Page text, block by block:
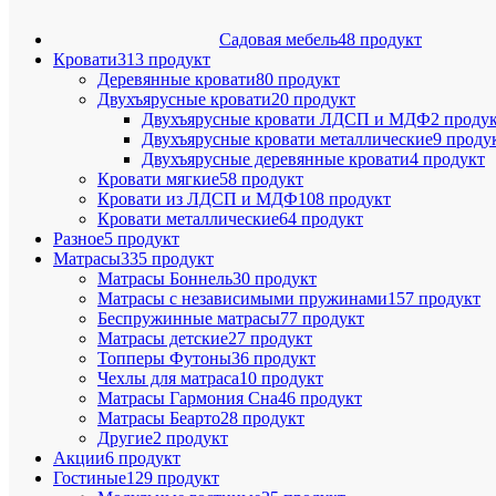
Садовая мебель48 продукт
Кровати313 продукт
Деревянные кровати80 продукт
Двухъярусные кровати20 продукт
Двухъярусные кровати ЛДСП и МДФ2
Двухъярусные кровати металлические9
Двухъярусные деревянные кровати4 продукт
Кровати мягкие58 продукт
Кровати из ЛДСП и МДФ108 продукт
Кровати металлические64 продукт
Разное5 продукт
Матрасы335 продукт
Матрасы Боннель30 продукт
Матрасы с независимыми пружинами157 продукт
Беспружинные матрасы77 продукт
Матрасы детские27 продукт
Топперы Футоны36 продукт
Чехлы для матраса10 продукт
Матрасы Гармония Сна46 продукт
Матрасы Беарто28 продукт
Другие2 продукт
Акции6 продукт
Гостиные129 продукт